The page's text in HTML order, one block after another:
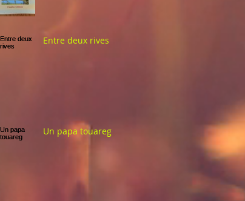
Entre deux rives
Un papa touareg